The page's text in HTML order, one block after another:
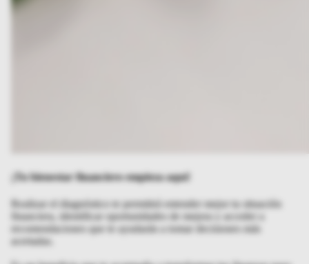
¡Tu bienestar financiero empieza aquí!
Realizar el diagnóstico te permitirá entender mejor tu situación
financiera, identificar oportunidades de mejora y acceder a
recomendaciones que te ayudarán a tomar decisiones más
acertadas.